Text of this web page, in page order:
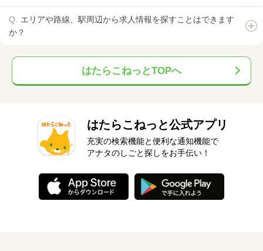
エリアや路線、駅周辺から求人情報を探すことはできます
か？
はたらこねっとTOPへ
はたらこねっと公式アプリ
充実の検索機能と便利な通知機能で
アナタのしごと探しをお手伝い！